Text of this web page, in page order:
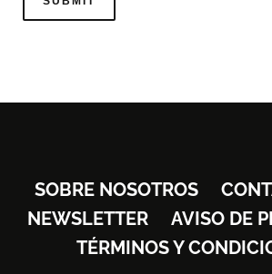
SOBRE NOSOTROS
NEWSLETTER
AVISO DE
TÉRMINOS Y